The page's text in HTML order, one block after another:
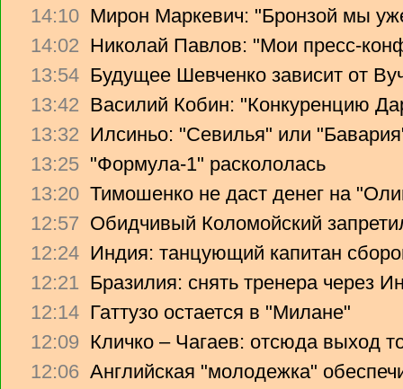
14:10 Мирон Маркевич: "Бронзой мы
14:02 Николай Павлов: "Мои пресс-
13:54 Будущее Шевченко зависит от
13:42 Василий Кобин: "Конкуренцию
13:32 Илсиньо: "Севилья" или
13:25 "Формула-1" раскололась
13:20 Тимошенко не даст денег на
12:57 Обидчивый Коломойский
12:24 Индия: танцующий капитан
12:21 Бразилия: снять тренера через
12:14 Гаттузо остается в "Милане"
12:09 Кличко – Чагаев: отсюда выход
12:06 Английская "молодежка"